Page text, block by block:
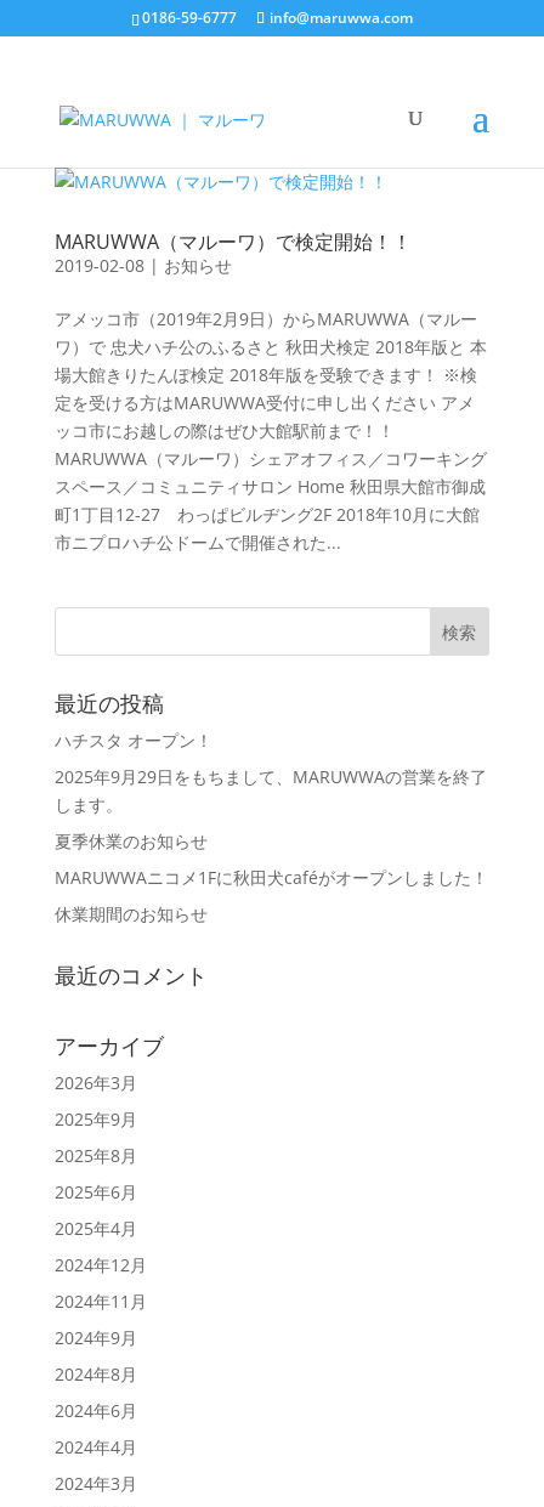
0186-59-6777 info@maruwwa.com
MARUWWA（マルーワ）で検定開始！！
2019-02-08| お知らせ
アメッコ市（2019年2月9日）からMARUWWA（マルー
ワ）で 忠犬ハチ公のふるさと 秋田犬検定 2018年版と 本
場大館きりたんぽ検定 2018年版を受験できます！ ※検
定を受ける方はMARUWWA受付に申し出ください アメ
ッコ市にお越しの際はぜひ大館駅前まで！！
MARUWWA（マルーワ）シェアオフィス／コワーキング
スペース／コミュニティサロン Home 秋田県大館市御成
町1丁目12-27 わっぱビルヂング2F 2018年10月に大館
市ニプロハチ公ドームで開催された...
最近の投稿
ハチスタ オープン！
2025年9月29日をもちまして、MARUWWAの営業を終了
します。
夏季休業のお知らせ
MARUWWAニコメ1Fに秋田犬caféがオープンしました！
休業期間のお知らせ
最近のコメント
アーカイブ
2026年3月
2025年9月
2025年8月
2025年6月
2025年4月
2024年12月
2024年11月
2024年9月
2024年8月
2024年6月
2024年4月
2024年3月